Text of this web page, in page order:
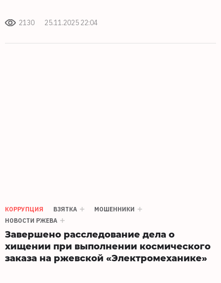
2130 25.11.2025 22:04
КОРРУПЦИЯ ВЗЯТКА
МОШЕННИКИ
НОВОСТИ РЖЕВА
Завершено расследование дела о
хищении при выполнении космического
заказа на ржевской «Электромеханике»